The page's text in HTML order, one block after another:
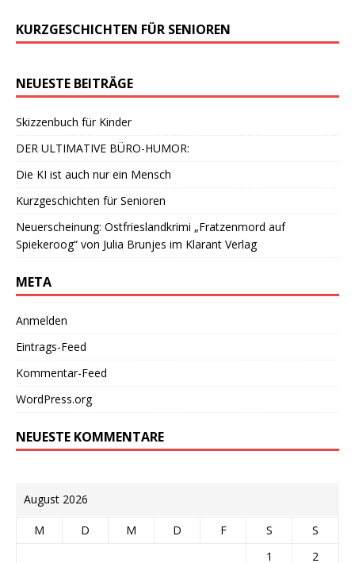
KURZGESCHICHTEN FÜR SENIOREN
NEUESTE BEITRÄGE
Skizzenbuch für Kinder
DER ULTIMATIVE BÜRO-HUMOR:
Die KI ist auch nur ein Mensch
Kurzgeschichten für Senioren
Neuerscheinung: Ostfrieslandkrimi „Fratzenmord auf
Spiekeroog“ von Julia Brunjes im Klarant Verlag
META
Anmelden
Eintrags-Feed
Kommentar-Feed
WordPress.org
NEUESTE KOMMENTARE
August 2026
M D M D F S
S
1
2